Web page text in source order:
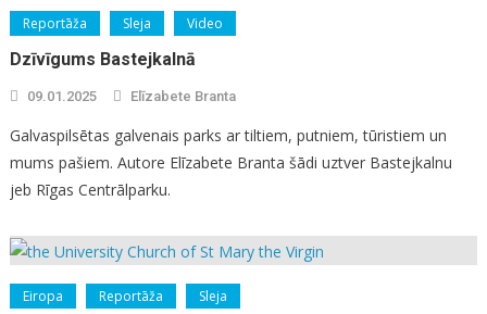
Reportāža Sleja Video
Dzīvīgums Bastejkalnā
09.01.2025 Elīzabete Branta
Galvaspilsētas galvenais parks ar tiltiem, putniem, tūristiem un
mums pašiem. Autore Elīzabete Branta šādi uztver Bastejkalnu
jeb Rīgas Centrālparku.
Eiropa Reportāža Sleja